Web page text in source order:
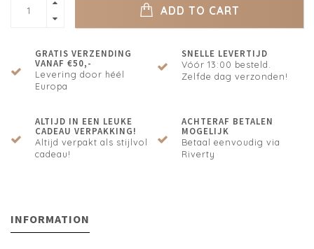
ADD TO CART
GRATIS VERZENDING
VANAF €50,-
Levering door héél
Europa
SNELLE LEVERTIJD
Vóór 13:00 besteld.
Zelfde dag verzonden!
ALTIJD IN EEN LEUKE
CADEAU VERPAKKING!
Altijd verpakt als stijlvol
cadeau!
ACHTERAF BETALEN
MOGELIJK
Betaal eenvoudig via
Riverty
INFORMATION